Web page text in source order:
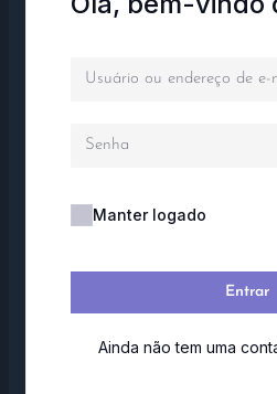
Manter logado
Entrar
Ainda não tem uma